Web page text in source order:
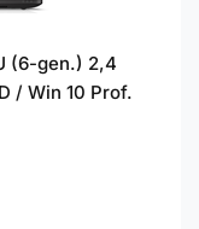
(6-gen.) 2,4
/ Win 10 Prof.